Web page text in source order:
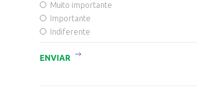
Muito importante
Importante
Indiferente
ENVIAR